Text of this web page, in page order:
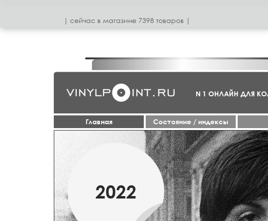
| сeйчас в магазинe 7398 товаров |
N 1 ОНЛАЙН ДЛЯ
Главная Cостояние / индексы
МАРТ
2019
2022